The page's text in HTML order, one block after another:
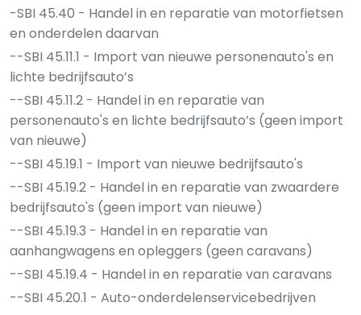
-SBI 45.40 - Handel in en reparatie van motorfietsen
en onderdelen daarvan
--SBI 45.11.1 - Import van nieuwe personenauto's en
lichte bedrijfsauto’s
--SBI 45.11.2 - Handel in en reparatie van
personenauto's en lichte bedrijfsauto’s (geen import
van nieuwe)
--SBI 45.19.1 - Import van nieuwe bedrijfsauto's
--SBI 45.19.2 - Handel in en reparatie van zwaardere
bedrijfsauto's (geen import van nieuwe)
--SBI 45.19.3 - Handel in en reparatie van
aanhangwagens en opleggers (geen caravans)
--SBI 45.19.4 - Handel in en reparatie van caravans
--SBI 45.20.1 - Auto-onderdelenservicebedrijven